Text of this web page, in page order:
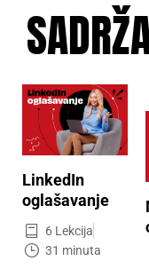
LinkedIn
oglašavanje
6 Lekcija
31 minuta